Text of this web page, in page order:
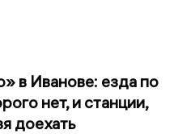
в Иванове: езда по
нет, и станции,
доехать